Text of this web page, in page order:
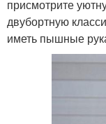
присмотрите
двубортную
иметь пышные